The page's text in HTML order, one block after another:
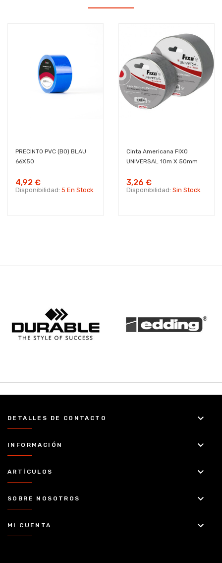
PRECINTO PVC (BO) BLAU
66X50
4,92 €
Disponibilidad: 5 En Stock
Cinta Americana FIXO
UNIVERSAL 10m X 50mm
3,26 €
Disponibilidad: Sin Stock
DETALLES DE CONTACTO keyboard_arrow_down
INFORMACIÓN keyboard_arrow_down
ARTÍCULOS keyboard_arrow_down
SOBRE NOSOTROS keyboard_arrow_down
MI CUENTA keyboard_arrow_down